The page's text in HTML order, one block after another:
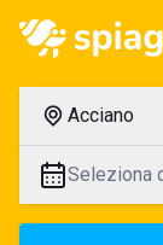
Acciano
Seleziona